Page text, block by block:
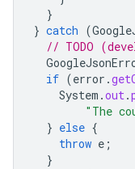
}
} catch (
// TODO
if (error .
System .out.
"The
} else {
throw e ;
}